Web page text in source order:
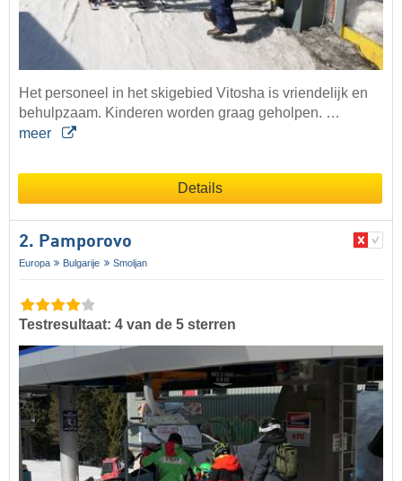
Het personeel in het skigebied Vitosha is vriendelijk en
behulpzaam. Kinderen worden graag geholpen. …
meer
Details
2. Pamporovo
Europa Bulgarije Smoljan
Testresultaat: 4 van de 5 sterren